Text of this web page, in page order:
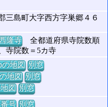
三島町大字西方字巣郷４６
隆寺全都道府県寺院数順
寺院数＝5カ寺
の地図 別窓
地図 別窓
図 別窓
号 別窓